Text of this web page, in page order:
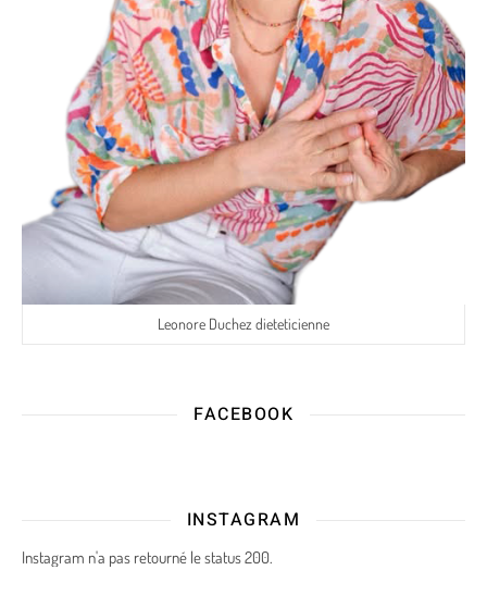
Leonore Duchez dieteticienne
FACEBOOK
INSTAGRAM
Instagram n'a pas retourné le status 200.